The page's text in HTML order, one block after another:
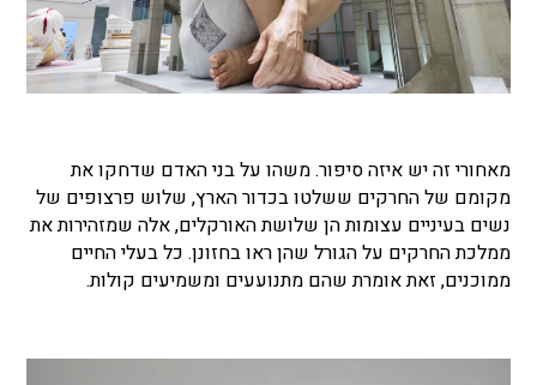
מאחורי זה יש איזה סיפור. משהו על בני האדם שדחקו את
מקומם של החרקים ששלטו בכדור הארץ, שלוש פרצופים של
נשים בעיניים עצומות הן שלושת האורקלים, אלה שמזהירות את
ממלכת החרקים על הגורל שהן ראו בחזונן. כל בעלי החיים
ממוכנים, זאת אומרת שהם מתנועעים ומשמיעים קולות.